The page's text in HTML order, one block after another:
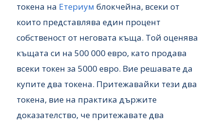
токена на Етериум блокчейна, всеки от
които представлява един процент
собственост от неговата къща. Той оценява
къщата си на 500 000 евро, като продава
всеки токен за 5000 евро. Вие решавате да
купите два токена. Притежавайки тези два
токена, вие на практика държите
доказателство, че притежавате два